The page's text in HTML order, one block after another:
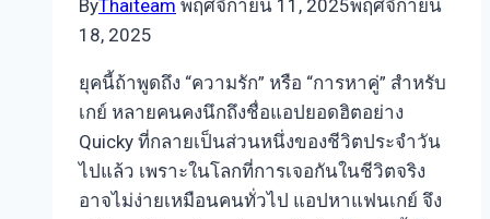
ByThaiteam พฤศจิกายน 11, 2025พฤศจิกายน
18, 2025
ยุคนี้ถ้าพูดถึง “ความรัก” หรือ “การหาคู่” สำหรับ
เกย์ หลายคนคงนึกถึงชื่อแอปยอดฮิตอย่าง
Quicky ที่กลายเป็นส่วนหนึ่งของชีวิตประจำวัน
ไปแล้ว เพราะในโลกที่การเจอกันในชีวิตจริง
อาจไม่ง่ายเหมือนคนทั่วไป แอปหาแฟนเกย์ จึง